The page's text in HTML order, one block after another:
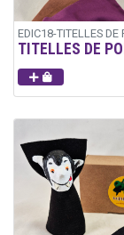
EDIC18-TITELLES DE
TITELLES DE